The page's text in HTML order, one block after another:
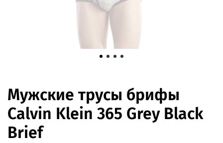
Мужские трусы брифы
Calvin Klein 365 Grey Black
Brief